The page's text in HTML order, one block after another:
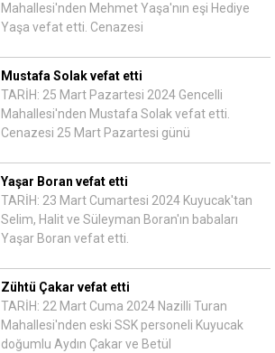
Mahallesi'nden Mehmet Yaşa'nın eşi Hediye
Yaşa vefat etti. Cenazesi
Mustafa Solak vefat etti
TARİH: 25 Mart Pazartesi 2024 Gencelli
Mahallesi'nden Mustafa Solak vefat etti.
Cenazesi 25 Mart Pazartesi günü
Yaşar Boran vefat etti
TARİH: 23 Mart Cumartesi 2024 Kuyucak'tan
Selim, Halit ve Süleyman Boran'ın babaları
Yaşar Boran vefat etti.
Zühtü Çakar vefat etti
TARİH: 22 Mart Cuma 2024 Nazilli Turan
Mahallesi'nden eski SSK personeli Kuyucak
doğumlu Aydın Çakar ve Betül